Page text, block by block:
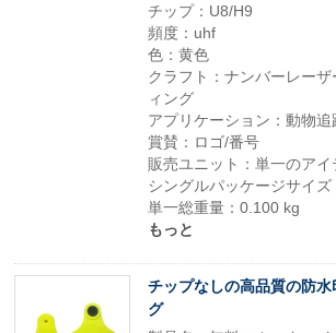
チップ：U8/H9
頻度：uhf
色：黄色
クラフト：ナンバーレー
ィング
アプリケーション：動物追
賞賛：ロゴ/番号
販売ユニット：単一のアイ
シングルパッケージサイ
単一総重量：0.100 kg
もっと
チップなしの高品質の防
グ